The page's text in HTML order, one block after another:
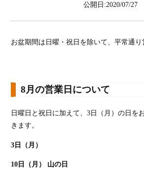
公開日:2020/07/27
お盆期間は日曜・祝日を除いて、平常通り
8月の営業日について
日曜日と祝日に加えて、3日（月）の日を
きます。
3日（月）
10日（月） 山の日